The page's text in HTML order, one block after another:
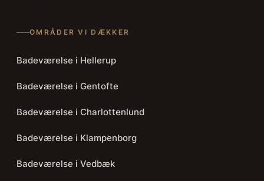
OMRÅDER VI DÆKKER
Badeværelse i Hellerup
Badeværelse i Gentofte
Badeværelse i Charlottenlund
Badeværelse i Klampenborg
Badeværelse i Vedbæk